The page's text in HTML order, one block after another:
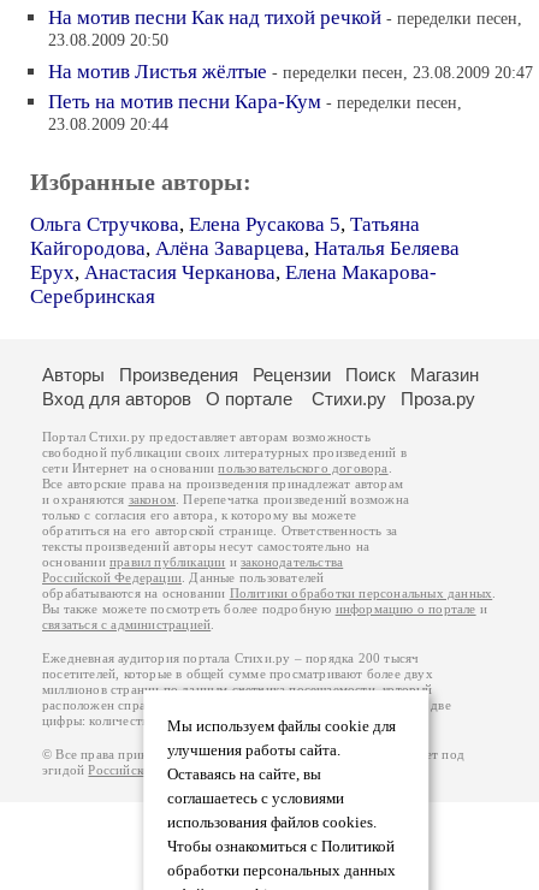
На мотив песни Как над тихой речкой - переделки песен,
23.08.2009 20:50
На мотив Листья жёлтые - переделки песен, 23.08.2009 20:47
Петь на мотив песни Кара-Кум - переделки песен,
23.08.2009 20:44
Избранные авторы:
Ольга Стручкова, Елена Русакова 5, Татьяна
Кайгородова, Алёна Заварцева, Наталья Беляева
Ерух, Анастасия Черканова, Елена Макарова-
Серебринская
Мы используем файлы cookie для
улучшения работы сайта.
Оставаясь на сайте, вы
соглашаетесь с условиями
использования файлов cookies.
Чтобы ознакомиться с Политикой
обработки персональных данных
Авторы Произведения Рецензии Поиск
Магазин
Вход для авторов
О портале Стихи.ру Проза.ру
Портал Стихи.ру предоставляет авторам возможность
свободной публикации своих литературных произведений в
сети Интернет на основаниипользовательского договора
Все авторские права на произведения принадлежат авторам
и охраняются законом . Перепечатка произведений возможна
только с согласия его автора, к которому вы можете
обратиться на его авторской странице. Ответственность за
тексты произведений авторы несут самостоятельно на
основанииправил публикации изаконодательства
Российской Федерации . Данные пользователей
обрабатываются на основании Политики обработки персональных данных
Вы также можете посмотреть более подробную информацию о портале и
связаться с администрацией
Ежедневная аудитория портала Стихи.ру – порядка 200 тысяч
посетителей, которые в общей сумме просматривают более двух
миллионов страниц по данным счетчика посещаемости, который
расположен справа от этого текста. В каждой графе указано по две
цифры: количество просмотров и количество посетителей.
© Все права принадлежат авторам, 2000-2026. Портал работает под
эгидойРоссийского союза писателей.18+